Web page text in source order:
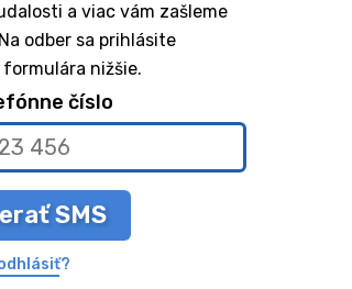
a viac vám zašleme
odber sa prihlásite
nižšie.
číslo
SMS